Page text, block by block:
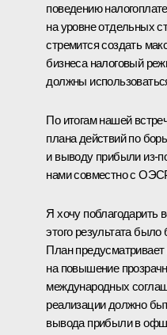
поведению
на уровне отдельных
стремится создать
бизнеса налоговый
должны
По итогам нашей
плана действий по
и выводу прибыли
нами совместно с
Я хочу поблагодарить
этого результата было
План
на повышение
международных
реализации должно
вывода прибыли в